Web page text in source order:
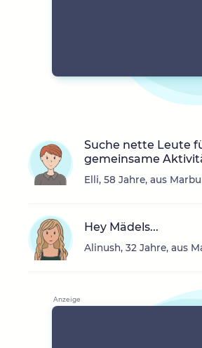
Suche nette Leute
gemeinsame
Elli, 58 Jahre, aus
Hey Mädels...
Alinush, 32 Jahre, aus